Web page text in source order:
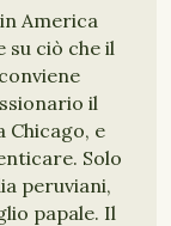
America
su ciò che il
il
Chicago, e
Solo
peruviani,
papale. Il